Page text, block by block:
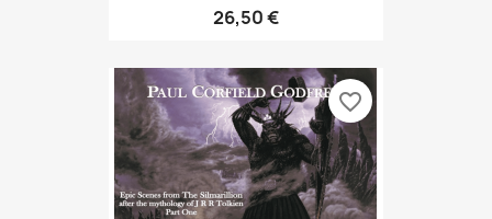
26,50 €
favorite_border